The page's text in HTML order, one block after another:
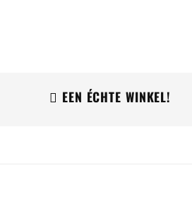
EEN ÉCHTE WINKEL!